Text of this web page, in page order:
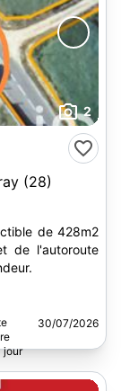
2
(28)
de 428m2
de l'autoroute
30/07/2026